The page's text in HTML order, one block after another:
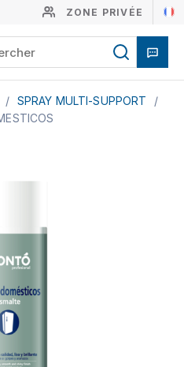
ZONE PRIVÉE
/ SPRAY MULTI-SUPPORT
/